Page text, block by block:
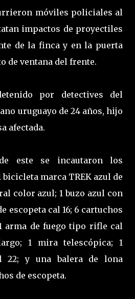
móviles policiales al
impactos de proyectiles
de la finca y en la puerta
de ventana del frente.
por detectives del
uruguayo de 24 años, hijo
afectada.
este se incautaron los
marca TREK azul de
color azul; 1 buzo azul con
escopeta cal 16; 6 cartuchos
arma de fuego tipo rifle cal
1 mira telescópica; 1
22; y una balera de lona
de escopeta.